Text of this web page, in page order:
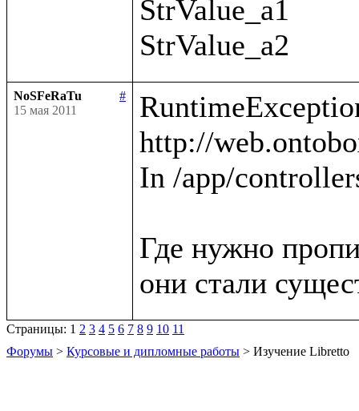
StrValue_a1
NoSFeRaTu
#
15 мая 2011
http://
In /app/
Где нужно
Страницы: 1 2 3 4 5 6 7 8 9 10 11
Форумы > Курсовые и дипломные работы > Изучение Libretto